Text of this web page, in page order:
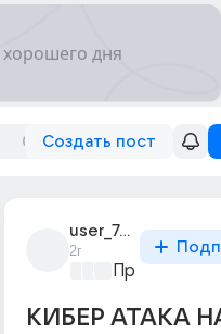
Создать пост
user_76539022
2г
КИБЕР АТАКА